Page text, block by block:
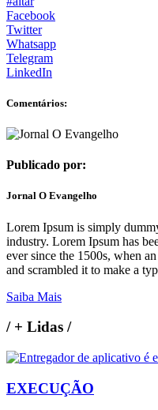
Facebook
Twitter
Whatsapp
Telegram
LinkedIn
Comentários:
Publicado por:
Jornal O Evangelho
Lorem Ipsum is simply
industry. Lorem Ipsum has
ever since the 1500s, when
and scrambled it to make a
Saiba Mais
/+ Lidas /
EXECUÇÃO